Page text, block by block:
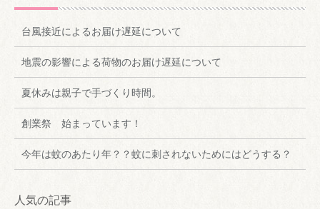
台風接近によるお届け遅延について
地震の影響による荷物のお届け遅延について
夏休みは親子で手づくり時間。
創業祭 始まっています！
今年は蚊のあたり年？？蚊に刺されないためにはどうする？
人気の記事